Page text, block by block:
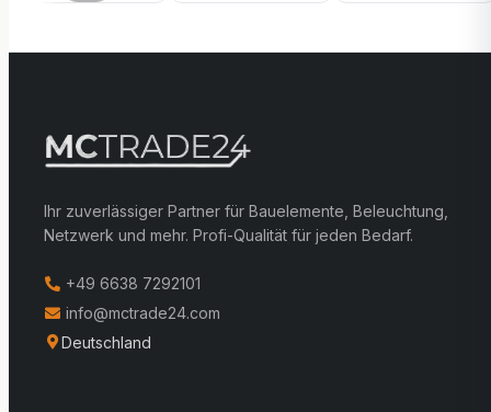
Ihr zuverlässiger Partner für Bauelemente, Beleuchtung,
Netzwerk und mehr. Profi-Qualität für jeden Bedarf.
+49 6638 7292101
info@mctrade24.com
Deutschland